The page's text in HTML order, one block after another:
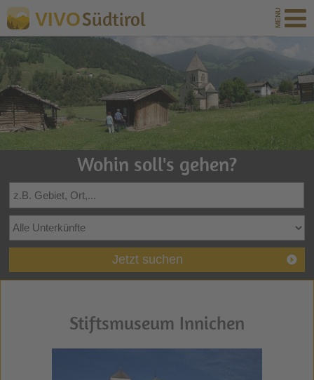
VIVOSüdtirol
Wohin soll's gehen?
Jetzt suchen
Stiftsmuseum Innichen